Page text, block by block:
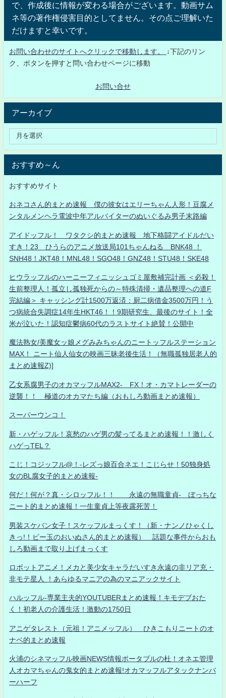
で、作成後に情報が変わる場合がございます。動画サム
ネ等の著作権侵害目的としてません。その点ご理解いた
だけますと幸いです。
お問い合わせのサイトへクリックで移動します。
↓下記のリン
ク、ボタンを押すと問い合わせページに移動
お問い合せ
アーカイブ
おすすめ～ん
おすすめサイト
おネコさん的まとめ速報 僕の彼女はエリーちゃん人形！豆腐メ
ンタルメンヘラ電波中年アルバイターのぬいぐるみ男子末路編
アイドッフル！ ワタクシ的まとめ速報 地下格闘アイドルだい
すき！23 ひうらのアニメ放送局101ちゃんねる BNK48 ！
SNH48！JKT48！MNL48！SGO48！GNZ48！STU48！SKE48
ヒウラッフルのハーニーフィニッシュゴミ屋敷補完計画 ＜必殺！
生前整理人！孤立し孤独死からの～特殊清掃・遺品整理への道F
完結編＞ キャッシング計1500万返済：厨二病借金3500万円！う
つ病統合失調症14年生HKT46！！9期研究生、最後のサイト！全
米が泣いた！認知症鬱病60代のラストサイト絶賛！公開中
魔法熟女/美魔女ッ娘メグみみちゃんのニートッフルステーション
MAX！ ニート仙人仙女の映画三昧老後生活！（無職孤独居老人的
まとめ速報Z)]
乙女系腐男子のオカマッフルMAX2- FX！オ・カマトレーダーの
逆襲！！ 極道のオカマたち編（おもしろ動画まとめ速報）
スーパーウンコ！
新・ハゲッフル！哀愁のハゲ男の髪ってるまとめ速報！！激しく
ハゲっTEL？
こじ！コジッフル@！-レズっ娘百合ネエ！こじらせ！50独身処
女のBL腐女子的まとめ速報-
何だ！何が？真・シロッフル！！ 永遠の無職童貞- ぼっちな
ニート的まとめ速報！一生童貞上等夜露死苦！
男装スケバン女子！スケッフルまっくす！（新・ナンノひゃくし
きっ!！ビー玉のおいぬさん的まとめ速報） 話題な事件からおも
しろ動画まで取り上げまっくす
ロボットアニメ！メカと美少女キャラだいすき永遠の非リア充・
非モテ星人 ！あらゆるマニアの為のマニアックサイト
ハルッフル-専業主夫的YOUTUBERまとめ速報！キモデブおた
く！初老人の介護生活！激動の1750日
アニゲタレスト（元祖！アニメッフル） ひきこもりニートのオ
ナベ的まとめ速報
火浦のシネマッフル映画NEWS情報ポータブルの杜！オネエ管理
人オカマちゃんの鬼女的まとめ速報!オカマッフルアタックナンバ
ーハーフ